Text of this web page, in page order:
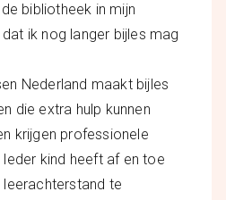
bibliotheek in mijn
ik nog langer bijles mag
Nederland maakt bijles
die extra hulp kunnen
krijgen professionele
kind heeft af en toe
te